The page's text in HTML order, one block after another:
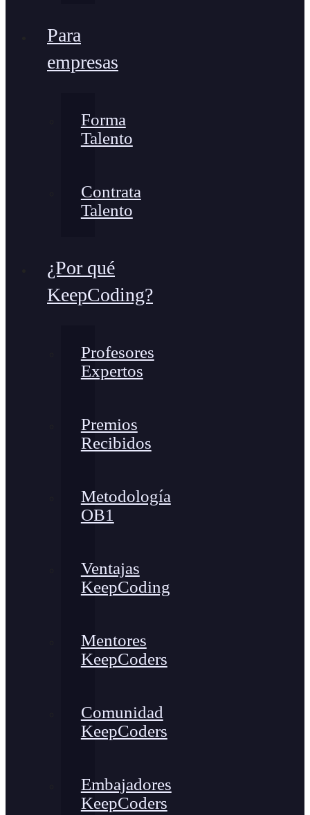
Para
empresas
Forma
Talento
Contrata
Talento
¿Por qué
KeepCoding?
Profesores
Expertos
Premios
Recibidos
Metodología
OB1
Ventajas
KeepCoding
Mentores
KeepCoders
Comunidad
KeepCoders
Embajadores
KeepCoders